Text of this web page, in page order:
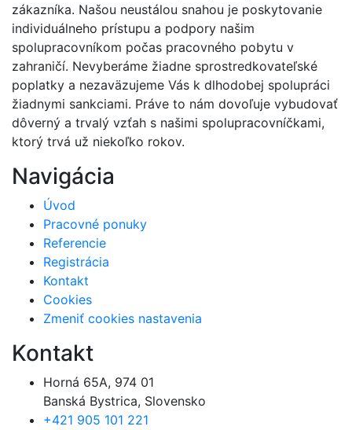
zákazníka. Našou neustálou snahou je poskytovanie
individuálneho prístupu a podpory našim
spolupracovníkom počas pracovného pobytu v
zahraničí. Nevyberáme žiadne sprostredkovateľské
poplatky a nezaväzujeme Vás k dlhodobej spolupráci
žiadnymi sankciami. Práve to nám dovoľuje vybudovať
dôverný a trvalý vzťah s našimi spolupracovníčkami,
ktorý trvá už niekoľko rokov.
Navigácia
Úvod
Pracovné ponuky
Referencie
Registrácia
Kontakt
Cookies
Zmeniť cookies nastavenia
Kontakt
Horná 65A, 974 01
Banská Bystrica, Slovensko
+421 905 101 221